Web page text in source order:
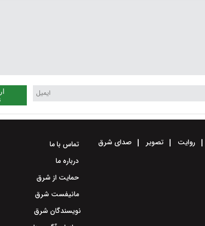
روایت تصویر صدای شرق
تماس با ما
درباره ما
حمایت از شرق
مانیفست شرق
نویسندگان شرق